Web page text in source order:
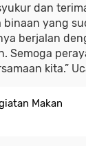
dan
binaan yang
berjalan
Semoga
kita.”
Makan